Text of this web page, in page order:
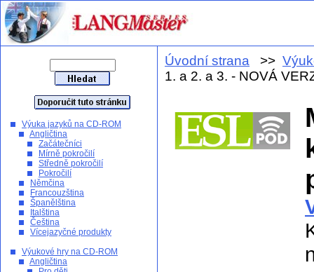
Výuka jazyků na CD-ROM
Angličtina
Začátečníci
Mírně pokročilí
Středně pokročilí
Pokročilí
Němčina
Francouzština
Španělština
Italština
Čeština
Vícejazyčné produkty
Výukové hry na CD-ROM
Angličtina
Úvodní strana >>
1. a 2. a 3. - NOVÁ